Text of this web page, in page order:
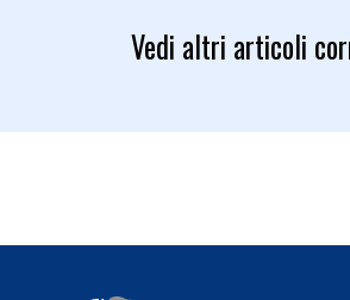
Vedi altri articoli